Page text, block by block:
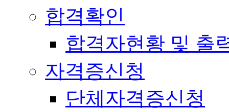
합격확인
합격자현황 및 출
자격증신청
단체자격증신청